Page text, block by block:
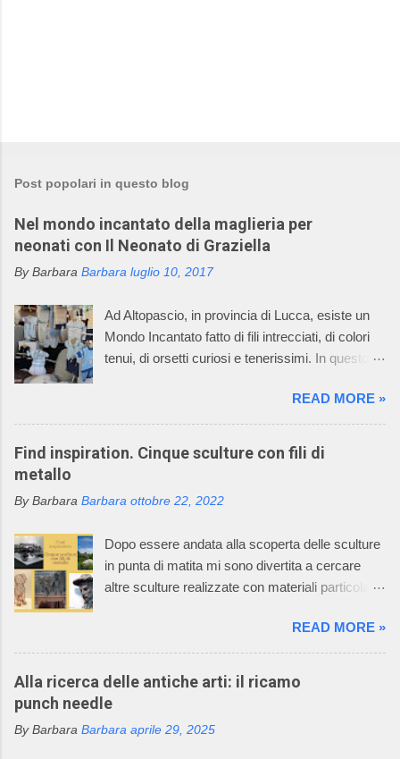
t
n
c
o
m
e
n
t
o
Post popolari in questo blog
Nel mondo incantato della maglieria per
neonati con Il Neonato di Graziella
By Barbara Barbara luglio 10, 2017
Ad Altopascio, in provincia di Lucca, esiste un
Mondo Incantato fatto di fili intrecciati, di colori
tenui, di orsetti curiosi e tenerissimi. In questo
artigiani, che lavorano i fili con la maglieria e con
l’uncinetto, creando dei deliziosi vestitini per
bambini. Questo mondo incantato è il sogno,
avverato, della signora Graziella, che dal 1968
per il mondo dei bambini. Oggi l’azienda della
diventata leader nel settore “maglieria esterna
diminuita” e il suo mondo incantato ha
affascinato anche tutti i componenti della sua
capi dell’azienda consiste nell’utilizzare
macchinari, che permettono di realizzare ogni
singolo pezzo del prodotto già nella taglia
desiderata e non un rettangolo di maglia dal
quale tagliare le varie parti per poi assemblarle.
READ MORE »
Find inspiration. Cinque sculture con fili di
metallo
By Barbara Barbara ottobre 22, 2022
Dopo essere andata alla scoperta delle sculture
in punta di matita mi sono divertita a cercare
altre sculture realizzate con materiali particolari.
diventare un'opera d'arte. Il mio racconto non
può non partire dalla materia prima: il metallo è
un elemento chimico caratterizzato da alto
elevata. L’uso dei metalli, dalla produzione di
READ MORE »
Alla ricerca delle antiche arti: il ricamo
punch needle
By Barbara Barbara aprile 29, 2025